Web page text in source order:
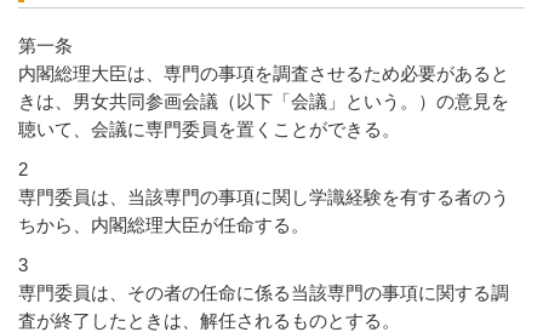
第一条
内閣総理大臣は、専門の事項を調査させるため必要があると
きは、男女共同参画会議（以下「会議」という。）の意見を
聴いて、会議に専門委員を置くことができる。
2
専門委員は、当該専門の事項に関し学識経験を有する者のう
ちから、内閣総理大臣が任命する。
3
専門委員は、その者の任命に係る当該専門の事項に関する調
査が終了したときは、解任されるものとする。